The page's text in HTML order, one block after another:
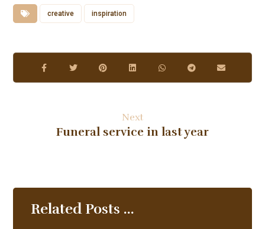
creative inspiration
Next
Funeral service in last year
Related Posts ...